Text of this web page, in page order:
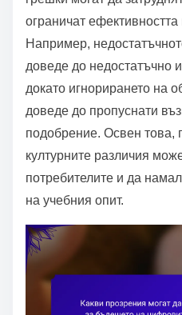
ограничат
Например,
доведе до недостатъчно
докато игнорирането на
доведе до пропуснати
подобрение. Освен това,
културните различия
потребителите и да
на учебния опит.